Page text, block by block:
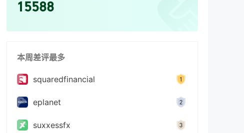
15588
本周差评最多
squaredfinancial
eplanet
suxxessfx